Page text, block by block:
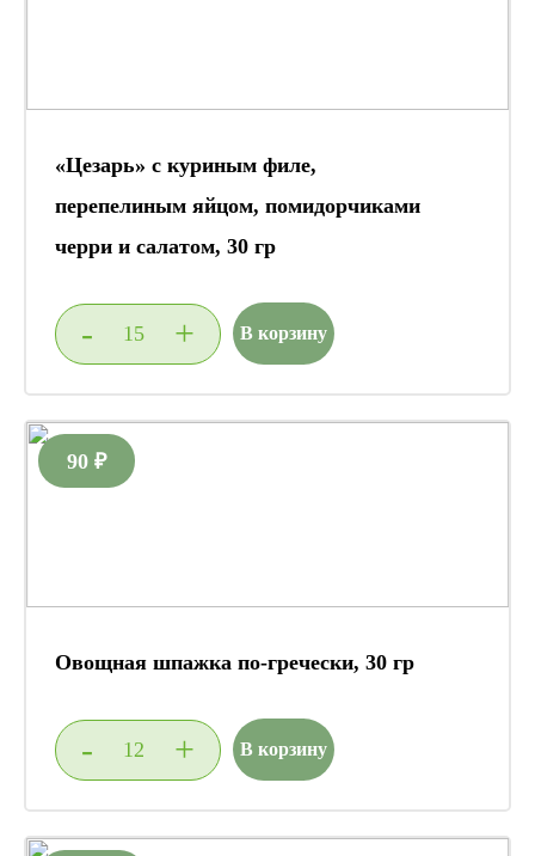
«Цезарь» с куриным филе,
перепелиным яйцом, помидорчиками
черри и салатом, 30 гр
- + В корзину
90 ₽
Овощная шпажка по-гречески, 30 гр
- + В корзину